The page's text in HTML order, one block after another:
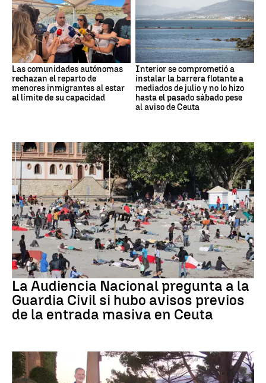
Las comunidades autónomas
rechazan el reparto de
menores inmigrantes al estar
al límite de su capacidad
Interior se comprometió a
instalar la barrera flotante a
mediados de julio y no lo hizo
hasta el pasado sábado pese
al aviso de Ceuta
Crisis migratoria
La Audiencia Nacional pregunta a la
Guardia Civil si hubo avisos previos
de la entrada masiva en Ceuta